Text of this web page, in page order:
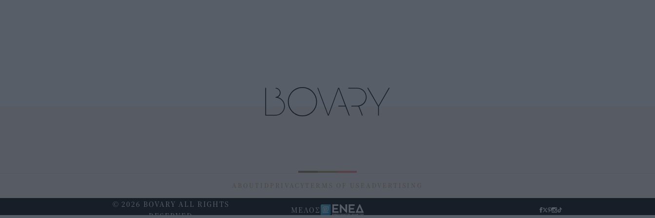
ABOUT ID PRIVACY TERMS OF USE ADVERTISING
© 2026 BOVARY ALL RIGHTS
RESERVED
ΜΕΛΟΣ